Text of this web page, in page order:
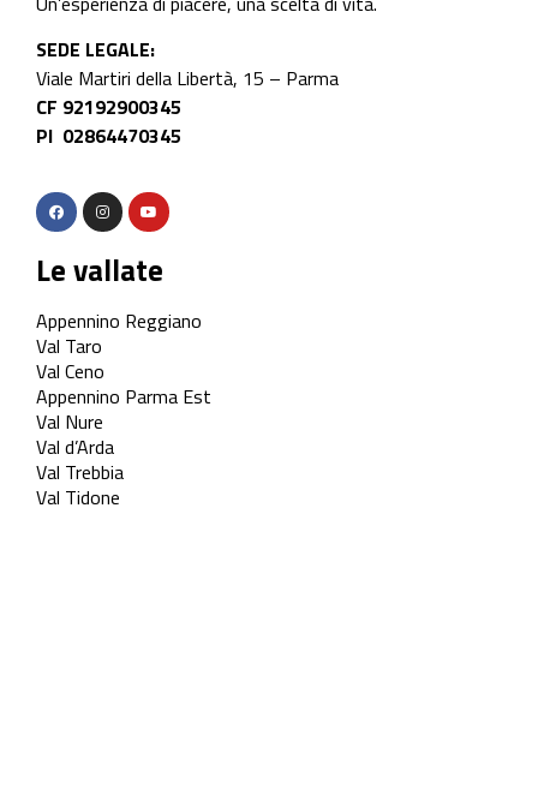
SEDE LEGALE:
Viale Martiri della Libertà, 15 – Parma
CF 92192900345
PI 02864470345
Le vallate
Appennino Reggiano
Val Taro
Val Ceno
Appennino Parma Est
Val Nure
Val d’Arda
Val Trebbia
Val Tidone